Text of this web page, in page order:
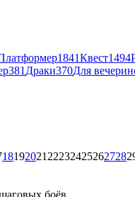
1841Квест1494
381 Драки370Для
18192021 22232425262728
боёв.